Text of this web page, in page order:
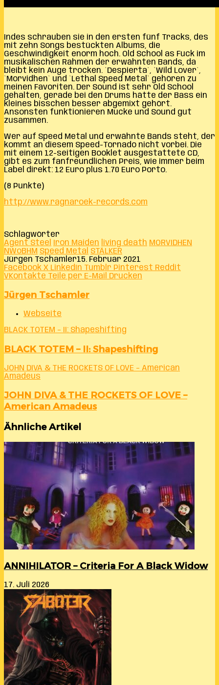
Indes schrauben sie in den ersten fünf Tracks, des
mit zehn Songs bestückten Albums, die
Geschwindigkeit enorm hoch. Old School as Fuck im
musikalischen Rahmen der erwähnten Bands, da
bleibt kein Auge trocken. `Despierta`, `Wild Lover`,
`Morvidhen` und `Lethal Speed Metal` gehören zu
meinen Favoriten. Der Sound ist sehr Old School
gehalten, gerade bei den Drums hätte der Bass ein
kleines bisschen besser abgemixt gehört.
Ansonsten funktionieren Mucke und Sound gut
zusammen.
Wer auf Speed Metal und erwähnte Bands steht, der
kommt an diesem Speed-Tornado nicht vorbei. Die
mit einem 12-seitigen Booklet ausgestattete CD,
gibt es zum fanfreundlichen Preis, wie immer beim
Label direkt: 12 Euro plus 1.70 Euro Porto.
(8 Punkte)
http://www.ragnaroek-records.com
Schlagwörter
Agent Steel
Iron Maiden living death MORVIDHEN
NWoBHM Speed Metal STÄLKER
Jürgen Tschamler15. Februar 2021
Facebook X LinkedIn Tumblr Pinterest Reddit
VKontakte Teile per E-Mail Drucken
Jürgen Tschamler
Webseite
BLACK TOTEM – II: Shapeshifting
BLACK TOTEM – II: Shapeshifting
JOHN DIVA & THE ROCKETS OF LOVE – American
Amadeus
JOHN DIVA & THE ROCKETS OF LOVE –
American Amadeus
Ähnliche Artikel
ANNIHILATOR – Criteria For A Black Widow
17. Juli 2026